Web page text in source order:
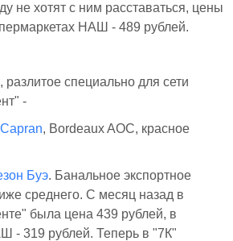
не хотят с ним расставаться, цены
НАШ - 489 рублей.
разлитое специально для сети
-
, Bordeaux AOC, красное
Буэ. Банальное экспортное
среднего. С месяц назад в
была цена 439 рублей, в
- 319 рублей. Теперь в "7К"